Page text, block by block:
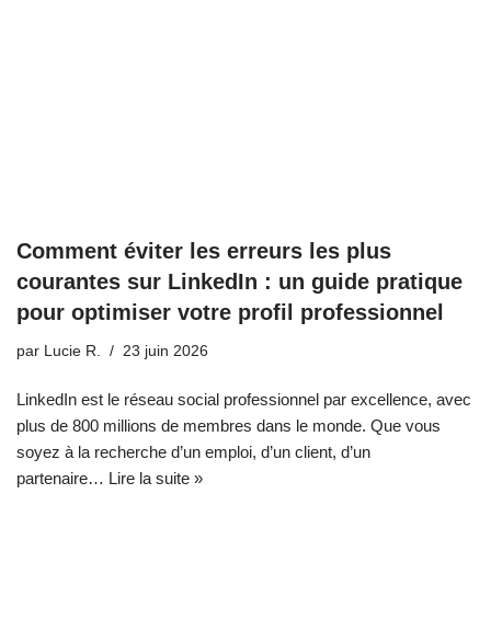
Comment éviter les erreurs les plus
courantes sur LinkedIn : un guide pratique
pour optimiser votre profil professionnel
par Lucie R. 23 juin 2026
LinkedIn est le réseau social professionnel par excellence, avec
plus de 800 millions de membres dans le monde. Que vous
soyez à la recherche d’un emploi, d’un client, d’un
partenaire… Lire la suite »